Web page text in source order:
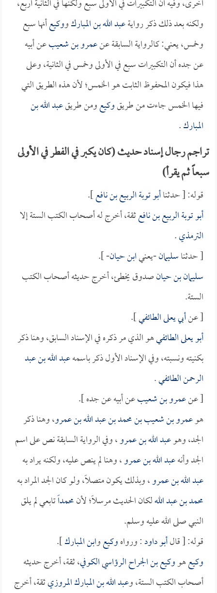
أخرى، وفيه أن التكبيرات في الأولى سبع ولكنها في الثانية أربع،
ولكنه بعد ذلك ذكر روايةعبد الله بن المباركووكيعأنها سبع
وخمس، يعني: كالرواية السابقة عنعمرو بن شعيبعن أبيه
عن جده أن التكبيرات سبع في الأولى وخمس في الثانية، وعلى
هذا فيكون المحفوظ الثابت هو الخمس؛ لأن هذه الطريق التي
فيها الخمس جاءت من طريقوكيعومن طريقعبد الله بن
المبارك.
تراجم رجال إسناد حديث (كان يكبر في الفطر في الأولى
سبعاً ثم يقرأ)
قوله: [ حدثناأبو توبة الربيع بن نافع].
أبو توبة الربيع بن نافعثقة، أخرج له أصحاب الكتب الستة إلا
الترمذي.
[ حدثناسليمان-يعنيابن حيان- ].
سليمان بن حيانصدوق يخطئ، أخرج حديثه أصحاب الكتب
الستة.
[ عنأبي يعلى الطائفي].
أبو يعلى الطائفيهو الذي مر ذكره في الإسناد السابق، وهنا ذكر
بكنيته ونسبته، وفي الإسناد الأول ذكر باسمهعبد الله بن عبد
الرحمن الطائفي.
[ عنعمرو بن شعيبعن أبيه عن جده ].
هوعمرو بن شعيب بن محمد بن عبد الله بن عمرو، وهنا ذكر
الجد، وهوعبد الله بن عمرو، وفي الرواية السابقة نص على اسم
الجد وأنهعبد الله بن عمرو، وهنا لم ينص عليه، ولكنه يراد به
عبد الله بن عمرو، وبذلك يكون متصلاً، ولو كان الجد المراد به
محمد بن عبد اللهلكان الحديث مرسلاً؛ لأنمحمداًتابعي لم يلق
النبي صلى الله عليه وسلم.
قوله: [ قالأبو داود: ورواهوكيعوابن المبارك].
وكيعهووكيع بن الجراح الرؤاسي الكوفي، ثقة، أخرج حديثه
أصحاب الكتب الستة، وعبد الله بن المبارك المروزيثقة، أخرج